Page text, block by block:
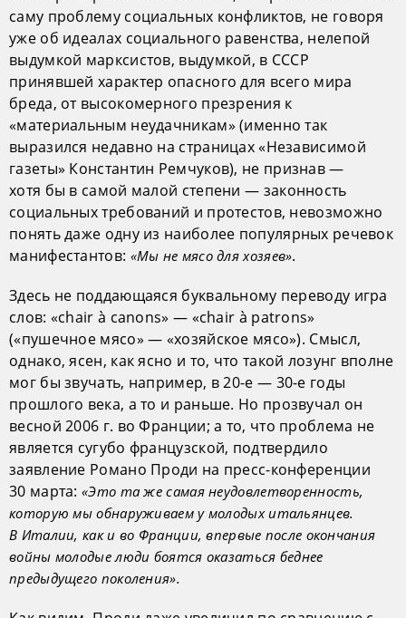
саму проблему социальных конфликтов, не говоря
уже об идеалах социального равенства, нелепой
выдумкой марксистов, выдумкой, в СССР
принявшей характер опасного для всего мира
бреда, от высокомерного презрения к
«материальным неудачникам» (именно так
выразился недавно на страницах «Независимой
газеты» Константин Ремчуков), не признав —
хотя бы в самой малой степени — законность
социальных требований и протестов, невозможно
понять даже одну из наиболее популярных речевок
манифестантов: «Мы не мясо для хозяев».
Здесь не поддающаяся буквальному переводу игра
слов: «chair à canons» — «chair à patrons»
(«пушечное мясо» — «хозяйское мясо»). Смысл,
однако, ясен, как ясно и то, что такой лозунг вполне
мог бы звучать, например, в 20-е — 30-е годы
прошлого века, а то и раньше. Но прозвучал он
весной 2006 г. во Франции; а то, что проблема не
является сугубо французской, подтвердило
заявление Романо Проди на пресс-конференции
30 марта: «Это та же самая неудовлетворенность,
которую мы обнаруживаем у молодых итальянцев.
В Италии, как и во Франции, впервые после окончания
войны молодые люди боятся оказаться беднее
предыдущего поколения».